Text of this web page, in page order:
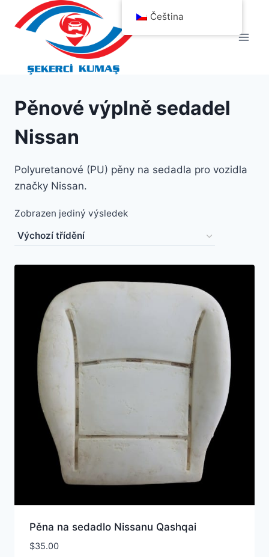
Přeskočit
Pěnové výplně sedadel
Nissan
Polyuretanové (PU) pěny na sedadla pro vozidla
značky Nissan.
Zobrazen jediný výsledek
Pěna na sedadlo Nissanu Qashqai
$35.00
Čeština